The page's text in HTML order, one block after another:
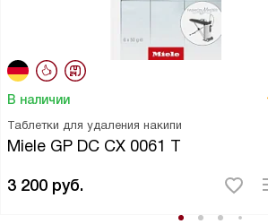
В наличии
Таблетки для удаления накипи
Miele GP DC CX 0061 T
3 200 руб.